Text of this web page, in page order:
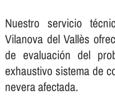
Nuestro servicio
Vilanova del Vallès
de evaluación del
exhaustivo sistema de
nevera afectada.